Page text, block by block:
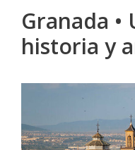
Granada •
historia y